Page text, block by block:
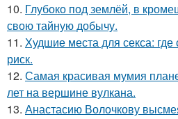
10. Глубоко под землёй, в
свою тайную добычу.
11. Худшие места для секса:
риск.
12. Самая красивая мумия
лет на вершине вулкана.
13. Анастасию Волочкову